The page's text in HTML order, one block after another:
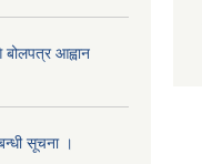
बोलपत्र आह्वान
सूचना ।